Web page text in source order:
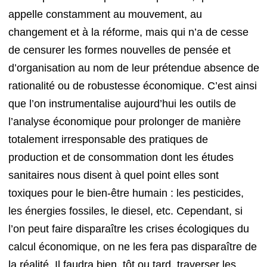
appelle constamment au mouvement, au
changement et à la réforme, mais qui n’a de cesse
de censurer les formes nouvelles de pensée et
d’organisation au nom de leur prétendue absence de
rationalité ou de robustesse économique. C’est ainsi
que l’on instrumentalise aujourd’hui les outils de
l’analyse économique pour prolonger de manière
totalement irresponsable des pratiques de
production et de consommation dont les études
sanitaires nous disent à quel point elles sont
toxiques pour le bien-être humain : les pesticides,
les énergies fossiles, le diesel, etc. Cependant, si
l’on peut faire disparaître les crises écologiques du
calcul économique, on ne les fera pas disparaître de
la réalité. Il faudra bien, tôt ou tard, traverser les